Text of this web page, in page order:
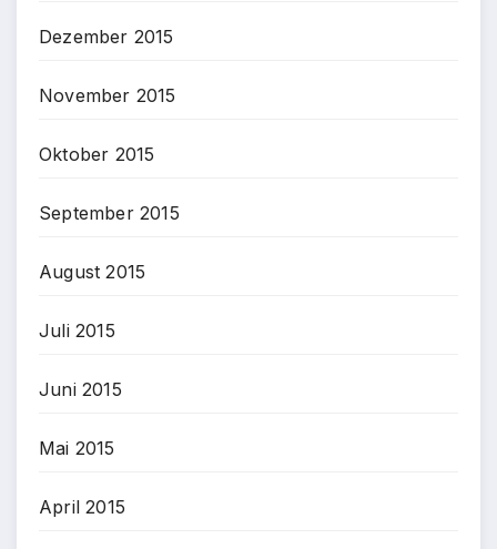
Dezember 2015
November 2015
Oktober 2015
September 2015
August 2015
Juli 2015
Juni 2015
Mai 2015
April 2015